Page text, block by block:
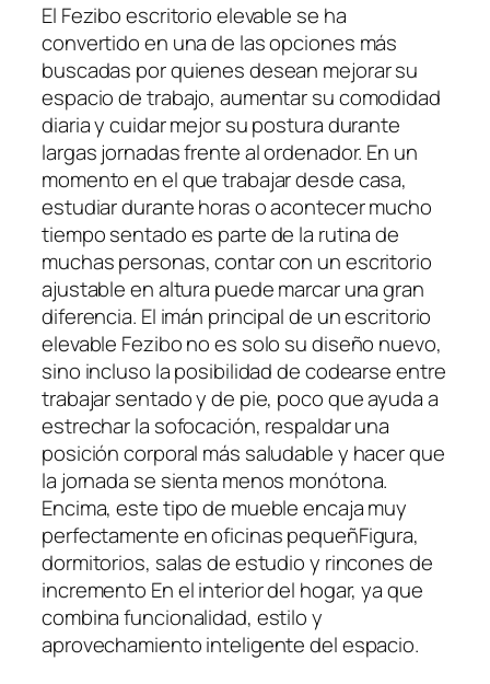
El Fezibo escritorio elevable se ha
convertido en una de las opciones más
buscadas por quienes desean mejorar su
espacio de trabajo, aumentar su comodidad
diaria y cuidar mejor su postura durante
largas jornadas frente al ordenador. En un
momento en el que trabajar desde casa,
estudiar durante horas o acontecer mucho
tiempo sentado es parte de la rutina de
muchas personas, contar con un escritorio
ajustable en altura puede marcar una gran
diferencia. El imán principal de un escritorio
elevable Fezibo no es solo su diseño nuevo,
sino incluso la posibilidad de codearse entre
trabajar sentado y de pie, poco que ayuda a
estrechar la sofocación, respaldar una
posición corporal más saludable y hacer que
la jornada se sienta menos monótona.
Encima, este tipo de mueble encaja muy
perfectamente en oficinas pequeñFigura,
dormitorios, salas de estudio y rincones de
incremento En el interior del hogar, ya que
combina funcionalidad, estilo y
aprovechamiento inteligente del espacio.